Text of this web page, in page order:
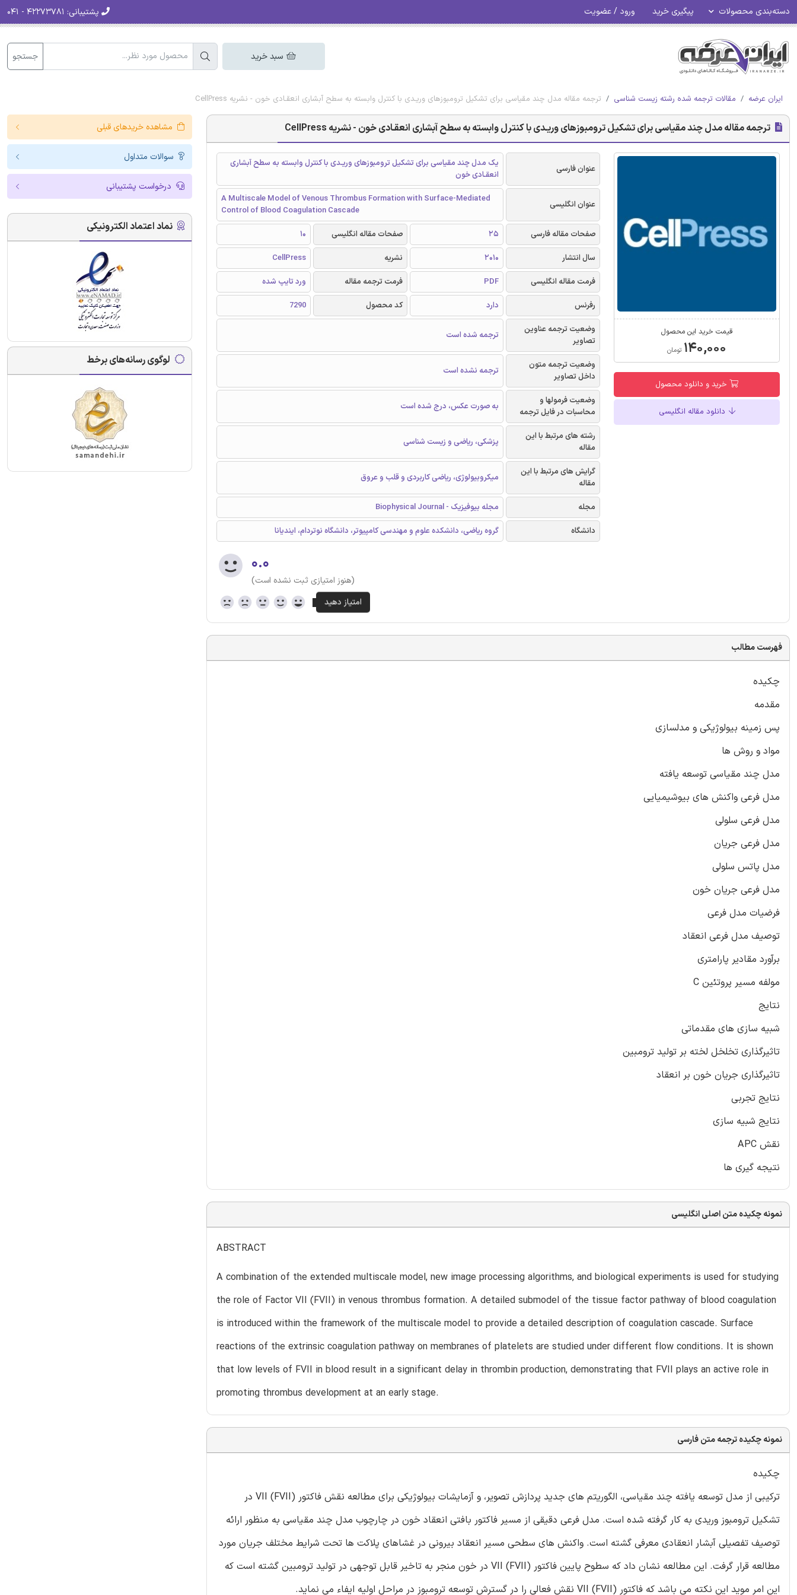
دسته‌بندی محصولات پیگیری خرید ورود / عضویت پشتیبانی:
سبد خرید جستجو
ایران عرضه مقالات ترجمه شده رشته زیست شناسی ترجمه مقاله مدل چند مقیاسی برای تشکیل ترومبوزهای وریـدی با کنترل وابسته به سطح آبشاری انعقـادی خون - نشریه CellPress
ترجمه مقاله مدل چند مقیاسی برای تشکیل ترومبوزهای وریـدی با کنترل وابسته به سطح آبشاری انعقـادی خون - نشریه CellPress
قیمت خرید این محصول
۱۴۰,۰۰۰ تومان
خرید و دانلود محصول
دانلود مقاله انگلیسی
عنوان فارسی
یک مدل چند مقیاسی برای تشکیل ترومبوزهای وریـدی با کنترل وابسته به سطح آبشاری
انعقـادی خون
عنوان انگلیسی
A Multiscale Model of Venous Thrombus Formation with Surface-Mediated
Control of Blood Coagulation Cascade
صفحات مقاله فارسی
25 صفحات مقاله انگلیسی
10
سال انتشار
2010 نشریه
CellPress
فرمت مقاله انگلیسی
PDF فرمت ترجمه مقاله
ورد تایپ شده
رفرنس
دارد کد محصول
7290
وضعیت ترجمه عناوین
تصاویر
ترجمه شده است
وضعیت ترجمه متون
داخل تصاویر
ترجمه نشده است
وضعیت فرمولها و
محاسبات در فایل ترجمه
به صورت عکس، درج شده است
رشته های مرتبط با این
مقاله
پزشکی، ریاضی و زیست شناسی
گرایش های مرتبط با این
مقاله
میکروبیولوژی، ریاضی کاربردی و قلب و عروق
مجله
مجله بیوفیزیک - Biophysical Journal
دانشگاه
گروه ریاضی، دانشکده علوم و مهندسی کامپیوتر، دانشگاه نوتردام، ایندیانا
۰.۰
(هنوز امتیازی ثبت نشده است)
فهرست مطالب
چکیده
مقدمه
پس زمینه بیولوژیکی و مدلسازی
مواد و روش ها
مدل چند مقیاسی توسعه یافته
مدل فرعی واکنش های بیوشیمیایی
مدل فرعی سلولی
مدل فرعی جریان
مدل پاتس سلولی
مدل فرعی جریان خون
فرضیات مدل فرعی
توصیف مدل فرعی انعقاد
برآورد مقادیر پارامتری
مولفه مسیر پروتئین C
نتایج
شبیه سازی های مقدماتی
تاثیرگذاری تخلخل لخته بر تولید ترومبین
تاثیرگذاری جریان خون بر انعقاد
نتایج تجربی
نتایج شبیه سازی
نقش APC
نتیجه گیری ها
نمونه چکیده متن اصلی انگلیسی
ABSTRACT
A combination of the extended multiscale model, new image processing algorithms, and biological experiments is used for studying
the role of Factor VII (FVII) in venous thrombus formation. A detailed submodel of the tissue factor pathway of blood coagulation
is introduced within the framework of the multiscale model to provide a detailed description of coagulation cascade. Surface
reactions of the extrinsic coagulation pathway on membranes of platelets are studied under different flow conditions. It is shown
that low levels of FVII in blood result in a significant delay in thrombin production, demonstrating that FVII plays an active role in
promoting thrombus development at an early stage.
نمونه چکیده ترجمه متن فارسی
چکیده
ترکیبی از مدل توسعه یافته چند مقیاسی، الگوریتم های جدید پردازش تصویر، و آزمایشات بیولوژیکی برای مطالعه نقش فاکتور VII (FVII) در
تشکیل ترومبوز وریدی به کار گرفته شده است. مدل فرعی دقیقی از مسیر فاکتور بافتی انعقاد خون در چارچوب مدل چند مقیاسی به منظور ارائه
توصیف تفصیلی آبشار انعقادی معرفی گشته است. واکنش های سطحی مسیر انعقاد بیرونی در غشاهای پلاکت ها تحت شرایط مختلف جریان مورد
مطالعه قرار گرفت. این مطالعه نشان داد که سطوح پایین فاکتور VII (FVII) در خون منجر به تاخیر قابل توجهی در تولید ترومبین گشته است که
این امر موید این نکته می باشد که فاکتور VII (FVII) نقش فعالی را در گسترش توسعه ترومبوز در مراحل اولیه ایفاء می نماید.
مشاهده خریدهای قبلی
سوالات متداول
درخواست پشتیبانی
نماد اعتماد الکترونیکی
لوگوی رسانه‌های برخط